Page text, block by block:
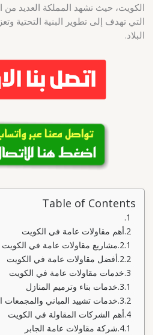
الكويت، حيث تشهد المملكة العديد من
التي تهدف إلى تطوير البنية التحتية
البلاد.
Table of Contents
أهم مقاولات عامة في الكويت
مشاريع مقاولات عامة في الكويت
أفضل مقاولات عامة في الكويت
خدمات مقاولات عامة في الكويت
خدمات بناء وترميم المنازل
خدمات تشييد المباني والمجمعات
أهم الشركات المقاولة في الكويت
شركة مقاولات عامة الجابر